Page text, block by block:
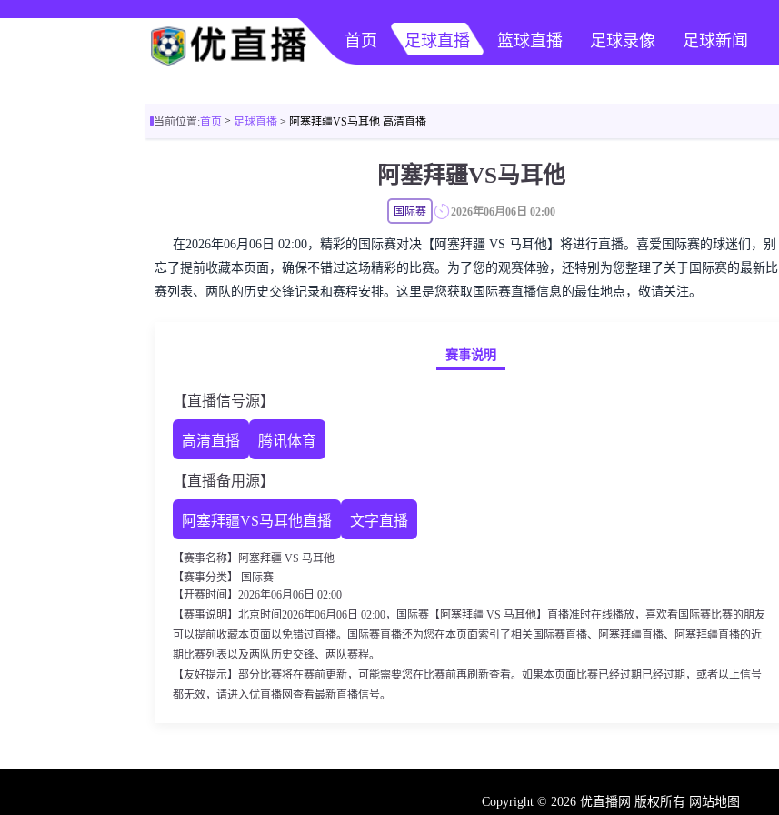
首页 足球直播 篮球直播 足球录像 足球新闻
当前位置:首页 > 足球直播 > 阿塞拜疆VS马耳他 高清直播
阿塞拜疆VS马耳他
国际赛 2026年06月06日 02:00
在2026年06月06日 02:00，精彩的国际赛对决【阿塞拜疆 VS 马耳他】将进行直播。喜爱国际赛的球迷们，别
忘了提前收藏本页面，确保不错过这场精彩的比赛。为了您的观赛体验，还特别为您整理了关于国际赛的最新比
赛列表、两队的历史交锋记录和赛程安排。这里是您获取国际赛直播信息的最佳地点，敬请关注。
赛事说明
【直播信号源】
高清直播 腾讯体育
【直播备用源】
阿塞拜疆VS马耳他直播 文字直播
【赛事名称】阿塞拜疆 VS 马耳他
【赛事分类】 国际赛
【开赛时间】2026年06月06日 02:00
【赛事说明】北京时间2026年06月06日 02:00，国际赛【阿塞拜疆 VS 马耳他】直播准时在线播放，喜欢看国际赛比赛的朋友
可以提前收藏本页面以免错过直播。国际赛直播还为您在本页面索引了相关国际赛直播、阿塞拜疆直播、阿塞拜疆直播的近
期比赛列表以及两队历史交锋、两队赛程。
【友好提示】部分比赛将在赛前更新，可能需要您在比赛前再刷新查看。如果本页面比赛已经过期已经过期，或者以上信号
都无效，请进入优直播网查看最新直播信号。
Copyright © 2026 优直播网 版权所有 网站地图